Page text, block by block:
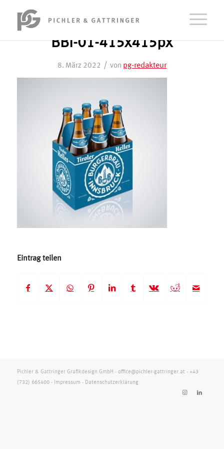
BBI-01-415x415px
8. März 2022 / von pg-redakteur
Eintrag teilen
Pichler & Gattringer Grafikdesign GmbH - office@pichler-gattringer.at - +43
(732) 665400- Impressum - Datenschutzerklärung